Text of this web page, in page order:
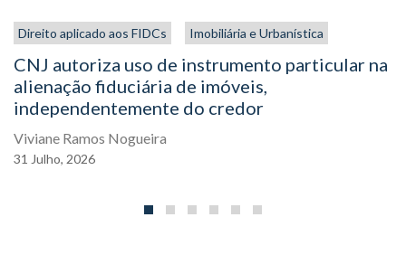
Direito aplicado aos FIDCs Imobiliária e Urbanística
CNJ autoriza uso de instrumento particular na
alienação fiduciária de imóveis,
independentemente do credor
Viviane Ramos Nogueira
31 Julho, 2026